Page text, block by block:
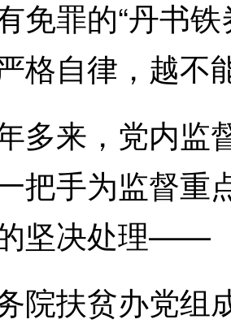
罪的“丹书铁
格自律，越不
来，党内监督
把手为监督重
坚决处理——
扶贫办党组